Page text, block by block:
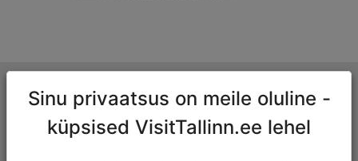
Tallinna turismiinfokeskus
Niguliste 2, 10146 Tallinn, Eesti
Sinu privaatsus on meile oluline -
küpsised VisitTallinn.ee lehel